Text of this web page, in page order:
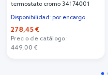
termostato cromo 34174001
Disponibilidad: por encargo
278,45 €
Precio de catálogo:
449,00 €